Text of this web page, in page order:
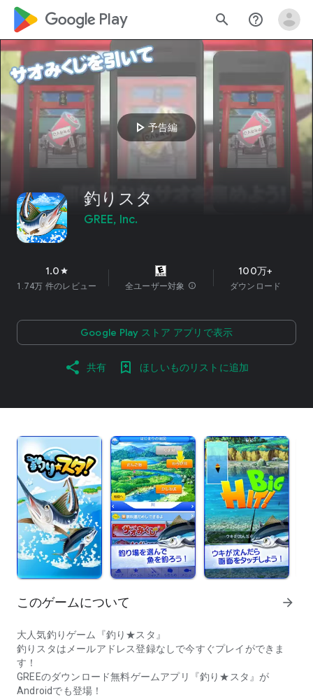
google_logo Play search help_outline
play_arrow 予告編
釣りスタ
GREE, Inc.
1.0 star
1.74万 件のレビュー 全ユーザー対象 info
100万+
ダウンロード
Google Play ストア アプリで表示
共有 ほしいものリストに追加
このゲームについて arrow_forward
大人気釣りゲーム『釣り★スタ』
釣りスタはメールアドレス登録なしで今すぐプレイができま
す！
GREEのダウンロード無料ゲームアプリ『釣り★スタ』が
Androidでも登場！